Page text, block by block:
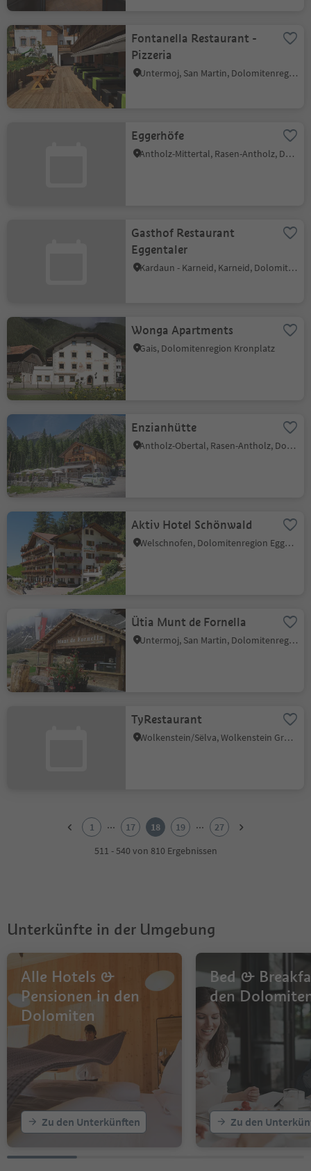
Fontanella Restaurant -
Pizzeria
Untermoj, San Martin, Dolomitenregion Kronplatz
Eggerhöfe
Antholz-Mittertal, Rasen-Antholz, Dolomitenregion Kronplatz
Gasthof Restaurant
Eggentaler
Kardaun - Karneid, Karneid, Dolomitenregion Eggental
Wonga Apartments
Gais, Dolomitenregion Kronplatz
Enzianhütte
Antholz-Obertal, Rasen-Antholz, Dolomitenregion Kronplatz
Aktiv Hotel Schönwald
Welschnofen, Dolomitenregion Eggental
Ütia Munt de Fornella
Untermoj, San Martin, Dolomitenregion Kronplatz
TyRestaurant
Wolkenstein/Sëlva, Wolkenstein Gröden, Dolomitenregion Gröden
10
12
15
17
25
26
1 ... 17 18 19 ...
27
511 - 540 von 810 Ergebnissen
Unterkünfte in der Umgebung
Alle Hotels &
Pensionen in den
Dolomiten
Zu den Unterkünften
Bed &
den
Zu den